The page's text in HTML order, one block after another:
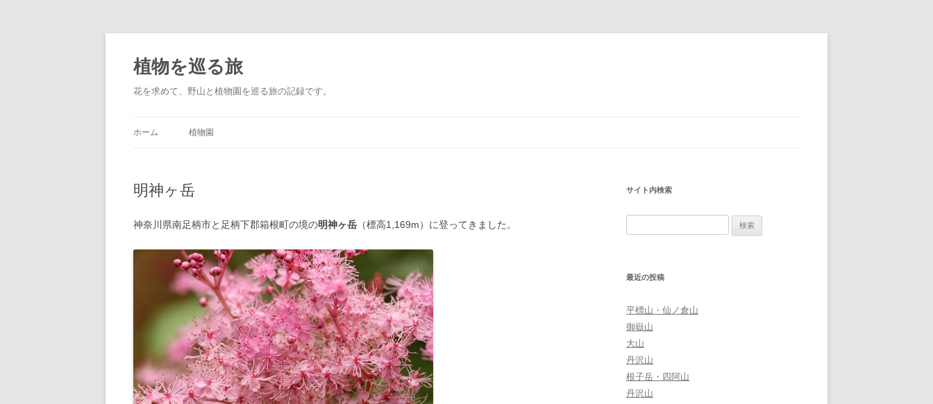
テ
ン
ツ
へ
ス
植物を巡る旅
花を求めて、野山と植物園を巡る旅の記録です。
ホーム 植物園
明神ヶ岳
神奈川県南足柄市と足柄下郡箱根町の境の明神ヶ岳 （標高1,169m）に登ってきました。
サイト内検索
最近の投稿
平標山・仙ノ倉山
御嶽山
大山
丹沢山
根子岳・四阿山
丹沢山